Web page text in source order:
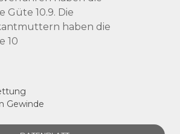
Güte 10.9. Die
haben die
10
Gewinde